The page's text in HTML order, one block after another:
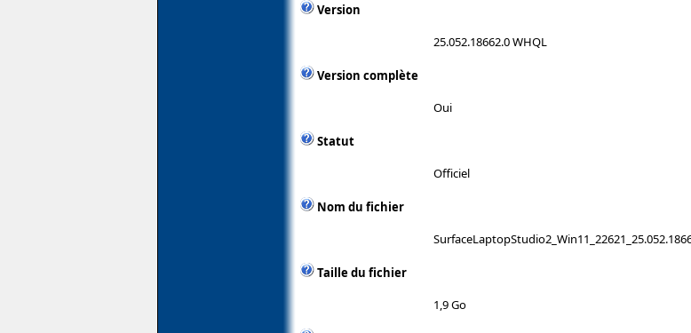
Version
25.052.18662.0 WHQL
Version complète
Oui
Statut
Officiel
Nom du fichier
Taille du fichier
1,9 Go